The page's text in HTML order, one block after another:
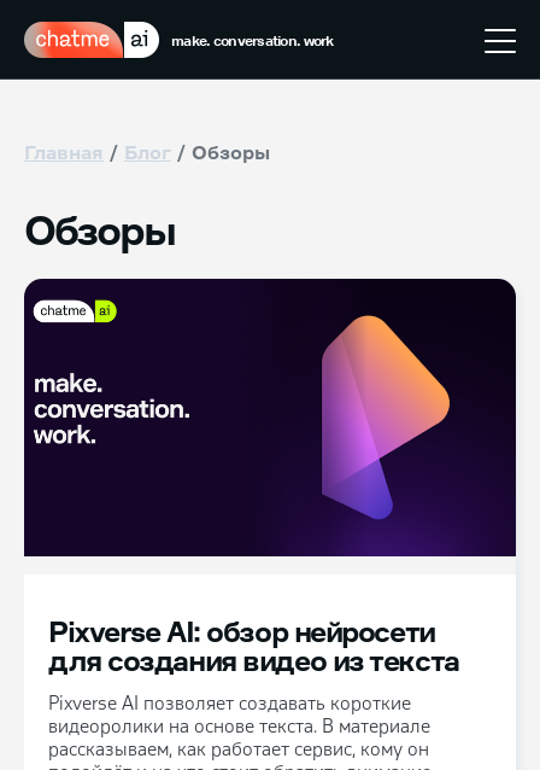
make. conversation. work
Главная Блог Обзоры
Обзоры
Pixverse AI: обзор нейросети
для создания видео из текста
Pixverse AI позволяет создавать короткие
видеоролики на основе текста. В материале
рассказываем, как работает сервис, кому он